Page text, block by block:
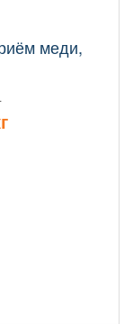
меди,